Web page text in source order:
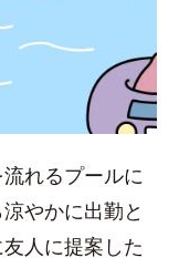
れるプールに
やかに出勤と
人に提案した